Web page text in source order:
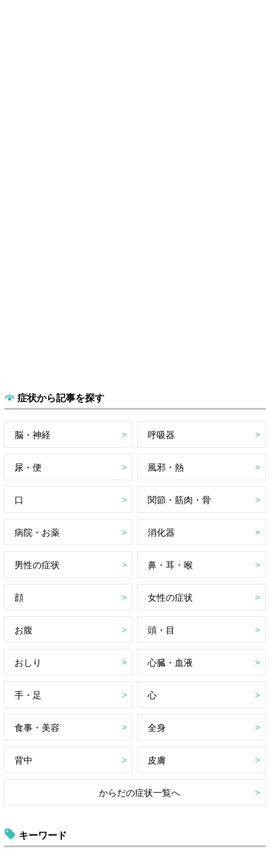
症状から記事を探す
脳・神経 呼吸器
尿・便 風邪・熱
口 関節・筋肉・骨
病院・お薬 消化器
男性の症状 鼻・耳・喉
顔 女性の症状
お腹 頭・目
おしり 心臓・血液
手・足 心
食事・美容 全身
背中 皮膚
からだの症状一覧へ
キーワード